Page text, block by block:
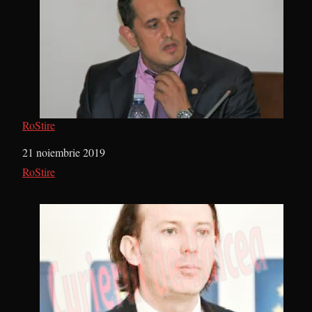
RoStire
Dată
21 noiembrie 2019
În legătură cu
RoStire